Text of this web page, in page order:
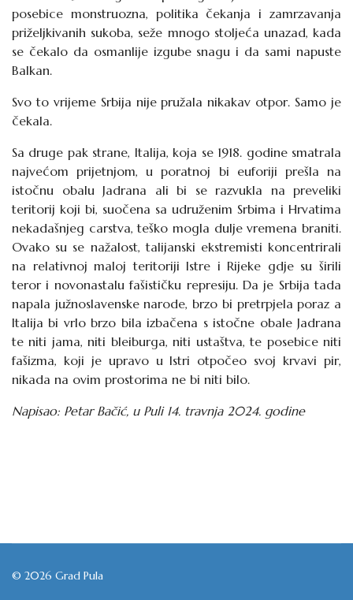
posebice monstruozna, politika čekanja i zamrzavanja
priželjkivanih sukoba, seže mnogo stoljeća unazad, kada
se čekalo da osmanlije izgube snagu i da sami napuste
Balkan.
Svo to vrijeme Srbija nije pružala nikakav otpor. Samo je
čekala.
Sa druge pak strane, Italija, koja se 1918. godine smatrala
najvećom prijetnjom, u poratnoj bi euforiji prešla na
istočnu obalu Jadrana ali bi se razvukla na preveliki
teritorij koji bi, suočena sa udruženim Srbima i Hrvatima
nekadašnjeg carstva, teško mogla dulje vremena braniti.
Ovako su se nažalost, talijanski ekstremisti koncentrirali
na relativnoj maloj teritoriji Istre i Rijeke gdje su širili
teror i novonastalu fašističku represiju. Da je Srbija tada
napala južnoslavenske narode, brzo bi pretrpjela poraz a
Italija bi vrlo brzo bila izbačena s istočne obale Jadrana
te niti jama, niti bleiburga, niti ustaštva, te posebice niti
fašizma, koji je upravo u Istri otpočeo svoj krvavi pir,
nikada na ovim prostorima ne bi niti bilo.
Napisao: Petar Bačić, u Puli 14. travnja 2024. godine
© 2026 Grad Pula